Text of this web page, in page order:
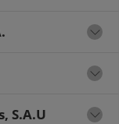
S.A.U